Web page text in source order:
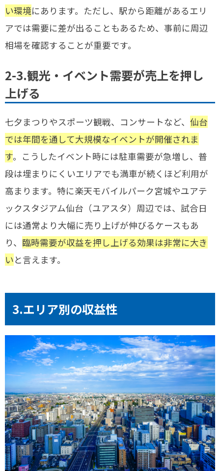
い環境にあります。ただし、駅から距離があるエリ
アでは需要に差が出ることもあるため、事前に周辺
相場を確認することが重要です。
2-3.観光・イベント需要が売上を押し
上げる
七夕まつりやスポーツ観戦、コンサートなど、 仙台
では年間を通して大規模なイベントが開催されま
す。こうしたイベント時には駐車需要が急増し、普
段は埋まりにくいエリアでも満車が続くほど利用が
高まります。特に楽天モバイルパーク宮城やユアテ
ックスタジアム仙台（ユアスタ）周辺では、試合日
には通常より大幅に売り上げが伸びるケースもあ
り、 臨時需要が収益を押し上げる効果は非常に大き
いと言えます。
3.エリア別の収益性